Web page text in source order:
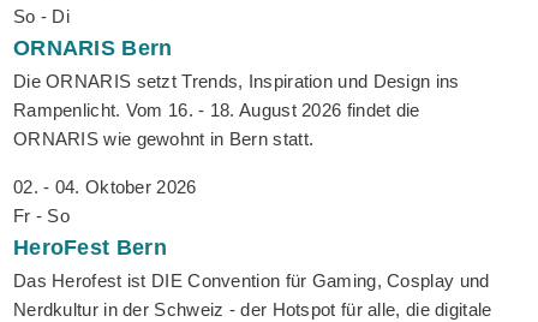
So - Di
ORNARIS Bern
Die ORNARIS setzt Trends, Inspiration und Design ins
Rampenlicht. Vom 16. - 18. August 2026 findet die
ORNARIS wie gewohnt in Bern statt.
02. - 04. Oktober 2026
Fr - So
HeroFest Bern
Das Herofest ist DIE Convention für Gaming, Cosplay und
Nerdkultur in der Schweiz - der Hotspot für alle, die digitale